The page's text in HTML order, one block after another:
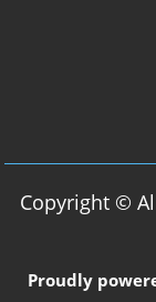
Copyright ©
Proudly